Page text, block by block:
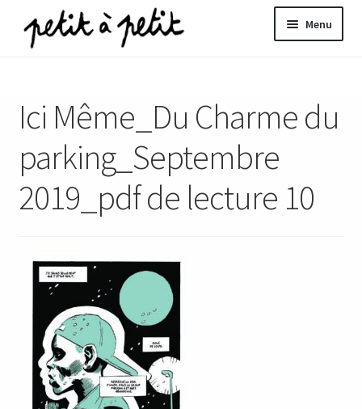
Aller
à
Aller
au
Menu
Ici Même_Du Charme du
parking_Septembre
2019_pdf de lecture 10